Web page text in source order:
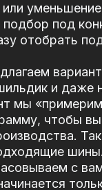
подбор под
отобрать
и даже
мы
чтобы
шины.
с